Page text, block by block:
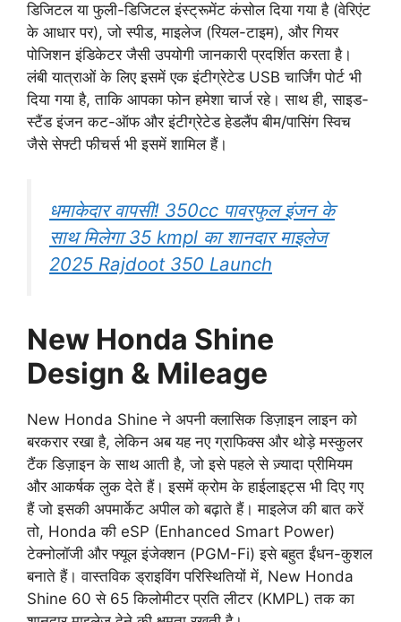
डिजिटल या फुली-डिजिटल इंस्ट्रूमेंट कंसोल दिया गया है (वेरिएंट
के आधार पर), जो स्पीड, माइलेज (रियल-टाइम), और गियर
पोजिशन इंडिकेटर जैसी उपयोगी जानकारी प्रदर्शित करता है।
लंबी यात्राओं के लिए इसमें एक इंटीग्रेटेड USB चार्जिंग पोर्ट भी
दिया गया है, ताकि आपका फोन हमेशा चार्ज रहे। साथ ही, साइड-
स्टैंड इंजन कट-ऑफ और इंटीग्रेटेड हेडलैंप बीम/पासिंग स्विच
जैसे सेफ्टी फीचर्स भी इसमें शामिल हैं।
धमाकेदार वापसी! 350cc पावरफुल इंजन के
साथ मिलेगा 35 kmpl का शानदार माइलेज
2025 Rajdoot 350 Launch
New Honda Shine
Design & Mileage
New Honda Shine ने अपनी क्लासिक डिज़ाइन लाइन को
बरकरार रखा है, लेकिन अब यह नए ग्राफिक्स और थोड़े मस्कुलर
टैंक डिज़ाइन के साथ आती है, जो इसे पहले से ज़्यादा प्रीमियम
और आकर्षक लुक देते हैं। इसमें क्रोम के हाईलाइट्स भी दिए गए
हैं जो इसकी अपमार्केट अपील को बढ़ाते हैं। माइलेज की बात करें
तो, Honda की eSP (Enhanced Smart Power)
टेक्नोलॉजी और फ्यूल इंजेक्शन (PGM-Fi) इसे बहुत ईंधन-कुशल
बनाते हैं। वास्तविक ड्राइविंग परिस्थितियों में, New Honda
Shine 60 से 65 किलोमीटर प्रति लीटर (KMPL) तक का